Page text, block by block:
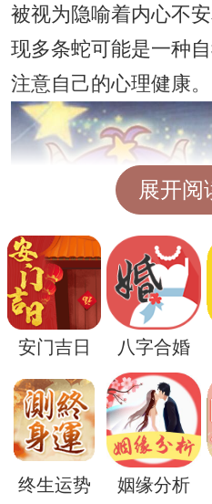
被视为隐喻着内心不
现多条蛇可能是一种
注意自己的心理健康。
而在一些文化中，蛇
象征。因此，梦到大
好运即将降临，是一
总的来说，梦到好多
展开阅
安门吉日 八字合婚
终生运势 姻缘分析